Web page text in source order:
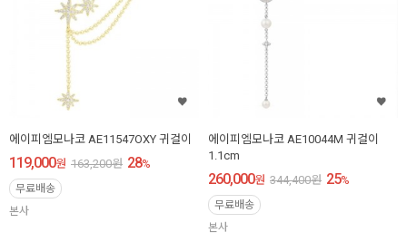
에이피엠모나코 AE11547OXY 귀걸이
119,000원 163,200원 28%
무료배송
본사
에이피엠모나코 AE10044M 귀걸이
1.1cm
260,000원 344,400원 25%
무료배송
본사